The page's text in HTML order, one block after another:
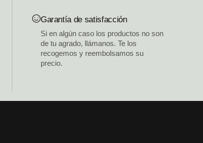
Garantía de satisfacción
Si en algún caso los productos no son
de tu agrado, llámanos. Te los
recogemos y reembolsamos su
precio.